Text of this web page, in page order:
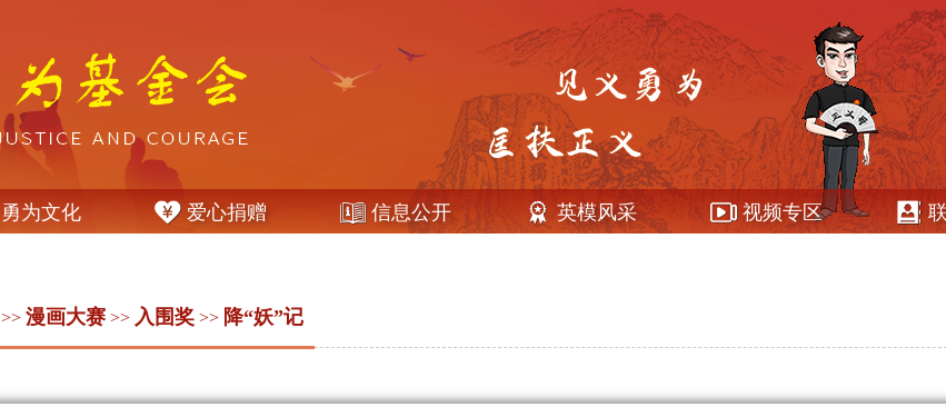
勇为文化 爱心捐赠 信息公开 英模风采 视频专区
>> 漫画大赛 >> 入围奖 >> 降“妖”记